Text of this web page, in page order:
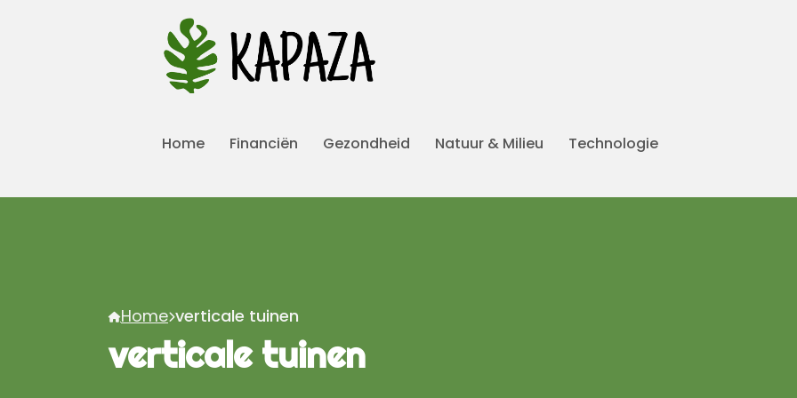
Home Financiën Gezondheid Natuur & Milieu Technologie
Home verticale tuinen
verticale tuinen